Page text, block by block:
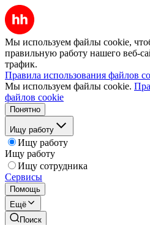
Мы используем файлы cookie,
правильную работу нашего веб-
трафик.
Правила использования файлов
Мы используем файлы cookie.
файлов cookie
Понятно
Ищу работу
Ищу работу
Ищу работу
Ищу сотрудника
Сервисы
Помощь
Ещё
Поиск